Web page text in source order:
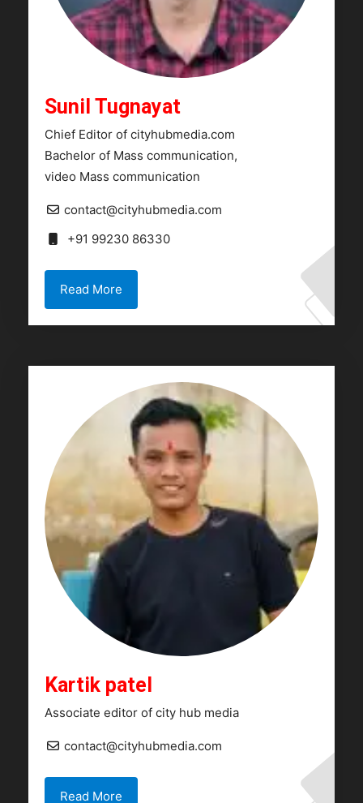
Sunil Tugnayat
Chief Editor of cityhubmedia.com
Bachelor of Mass communication,
video Mass communication
contact@cityhubmedia.com
+91 99230 86330
Read More
Kartik patel
Associate editor of city hub media
contact@cityhubmedia.com
Read More